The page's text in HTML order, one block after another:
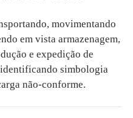
movimentando
em vista armazenagem,
e expedição de
simbologia
não-conforme.